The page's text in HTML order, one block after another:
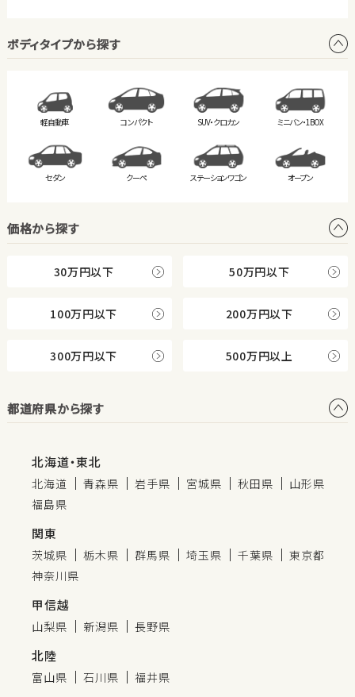
ボディタイプから探す
軽自動車 コンパクト SUV・クロカン ミニバン・1BOX
セダン クーペ ステーションワゴン オープン
価格から探す
30万円以下 50万円以下
100万円以下 200万円以下
300万円以下 500万円以上
都道府県から探す
北海道・東北
北海道 青森県 岩手県 宮城県 秋田県
山形県
福島県
関東
茨城県 栃木県 群馬県 埼玉県 千葉県
東京都
神奈川県
甲信越
山梨県 新潟県 長野県
北陸
富山県 石川県 福井県